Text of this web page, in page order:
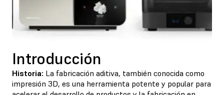
Introducción
Historia: La fabricación aditiva, también conocida como
impresión 3D, es una herramienta potente y popular para